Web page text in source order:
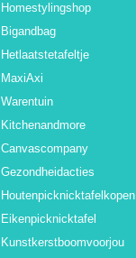
Homestylingshop
Bigandbag
Hetlaatstetafeltje
MaxiAxi
Warentuin
Kitchenandmore
Canvascompany
Gezondheidacties
Houtenpicknicktafelkopen
Eikenpicknicktafel
Kunstkerstboomvoorjou